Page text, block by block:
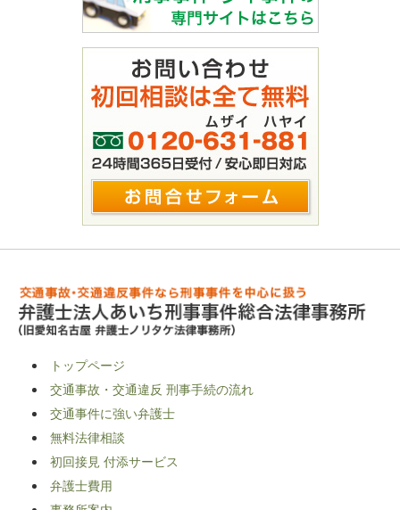
トップページ
交通事故・交通違反 刑事手続の流れ
交通事件に強い弁護士
無料法律相談
初回接見 付添サービス
弁護士費用